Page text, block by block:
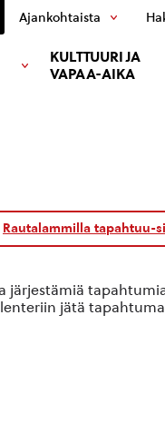
KULTTUURI JA
VAPAA-AIKA
Ajankohtaista
Rautalammilla tapahtuu-
jätä